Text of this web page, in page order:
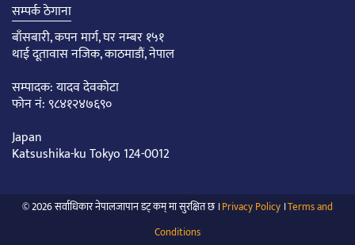
सम्पर्क ठेगाना
बाँसबारी, कपन मार्ग, घर नम्बर १५१
थाई दूतावास नजिक, काठमाडौं, नेपाल
सम्पादक: यादव देवकोटा
फोन नं: ९८४१२४७६९०
Japan
Katsushika-ku Tokyo 124-0012
© 2026 सर्वाधिकार नेपालजापान डट् कम् मा सुरक्षित छ ।Privacy Policy ।Terms and
Conditions